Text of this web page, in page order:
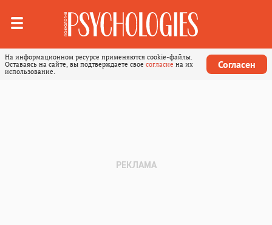
На информационном ресурсе применяются cookie-файлы.
Оставаясь на сайте, вы подтверждаете свое согласие на их
использование.
Согласен